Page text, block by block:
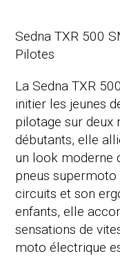
Sedna TXR 500
Pilotes
La Sedna TXR
initier les jeunes
pilotage sur deux
débutants, elle
un look moderne
pneus
circuits et son
enfants, elle
sensations de
moto électrique